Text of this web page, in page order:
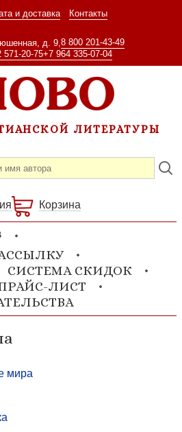
и доставка
Контакты
д. 9, 8 800 201-43-49
571-20-75+7 964 335-07-04
ЛИТЕРАТУРЫ
Корзина
СИСТЕМА СКИДОК
ЛИСТ
мира